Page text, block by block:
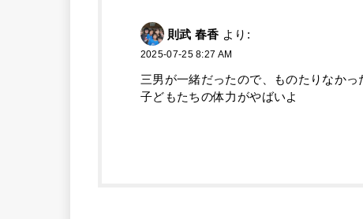
則武 春香 より:
2025-07-25 8:27 AM
三男が一緒だったので、ものたりなか
子どもたちの体力がやばいよ